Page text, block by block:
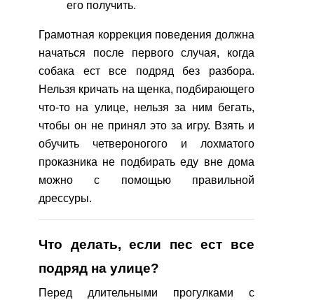
его получить.
Грамотная коррекция поведения должна
начаться после первого случая, когда
собака ест все подряд без разбора.
Нельзя кричать на щенка, подбирающего
что-то на улице, нельзя за ним бегать,
чтобы он не принял это за игру. Взять и
обучить четвероногого и лохматого
проказника не подбирать еду вне дома
можно с помощью правильной
дрессуры.
Что делать, если пес ест все
подряд на улице?
Перед длительными прогулками с